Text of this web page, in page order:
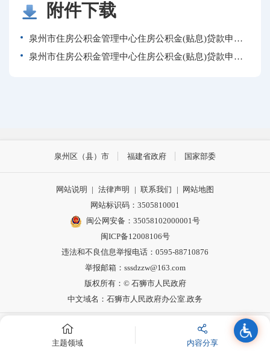
附件下载
泉州市住房公积金管理中心住房公积金(贴息)贷款申请表（样表）.xls
泉州市住房公积金管理中心住房公积金(贴息)贷款申请表.xls
泉州区（县）市 福建省政府 国家部委
网站说明 | 法律声明 | 联系我们 |
网站地图
网站标识码：3505810001
闽公网安备：35058102000001号
闽ICP备12008106号
违法和不良信息举报电话：0595-88710876
举报邮箱：sssdzzw@163.com
版权所有：© 石狮市人民政府
中文域名：石狮市人民政府办公室.政务
主办：石狮市人民政府办公室主办
主题领域
内容分享